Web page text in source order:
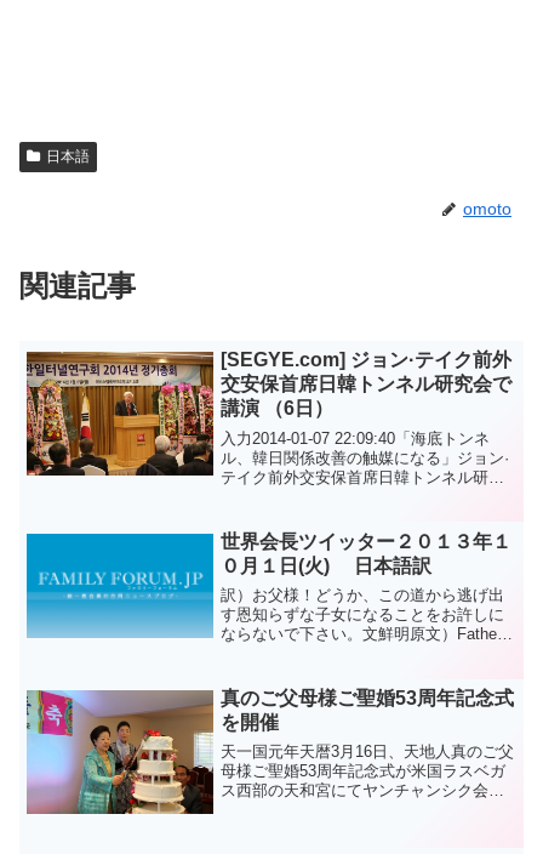
日本語
omoto
関連記事
[SEGYE.com] ジョン·テイク前外
交安保首席日韓トンネル研究会で
講演 （6日）
入力2014-01-07 22:09:40「海底トンネ
ル、韓日関係改善の触媒になる」ジョン·
テイク前外交安保首席日韓トンネル研究
「2014日韓トンネル研究会定期総会」
で...
世界会長ツイッター２０１３年１
０月１日(火) 日本語訳
訳）お父様！どうか、この道から逃げ出
す恩知らずな子女になることをお許しに
ならないで下さい。文鮮明原文）Father!
真のご父母様ご聖婚53周年記念式
を開催
天一国元年天暦3月16日、天地人真のご父
母様ご聖婚53周年記念式が米国ラスベガ
ス西部の天和宮にてヤンチャンシク会長